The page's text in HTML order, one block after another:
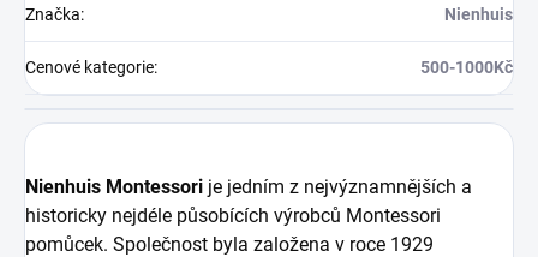
Značka: Nienhuis
Cenové kategorie: 500-1000Kč
Nienhuis Montessori je jedním z nejvýznamnějších a
historicky nejdéle působících výrobců Montessori
pomůcek. Společnost byla založena v roce 1929